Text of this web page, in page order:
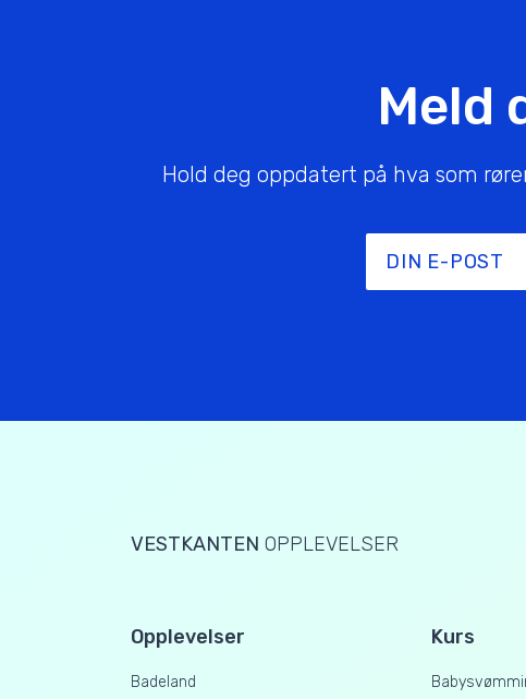
Meld
Hold deg oppdatert på hva som
VESTKANTEN OPPLEVELSER
Opplevelser
Badeland
Kurs